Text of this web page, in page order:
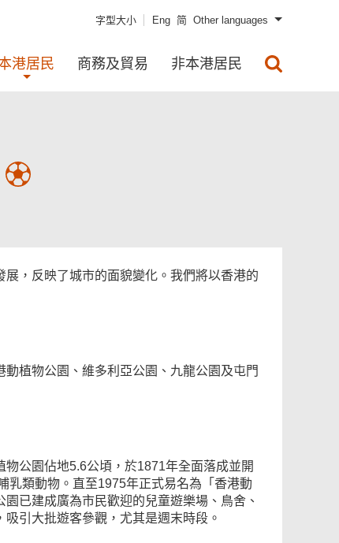
字型大小 Eng 简 Other languages
港居民 商務及貿易 非本港居民
，反映了城市的面貌變化。我們將以香港的
植物公園、維多利亞公園、九龍公園及屯門
公園佔地5.6公頃，於1871年全面落成並開
乳類動物。直至1975年正式易名為「香港動
已建成廣為市民歡迎的兒童遊樂場、鳥舍、
引大批遊客參觀，尤其是週末時段。